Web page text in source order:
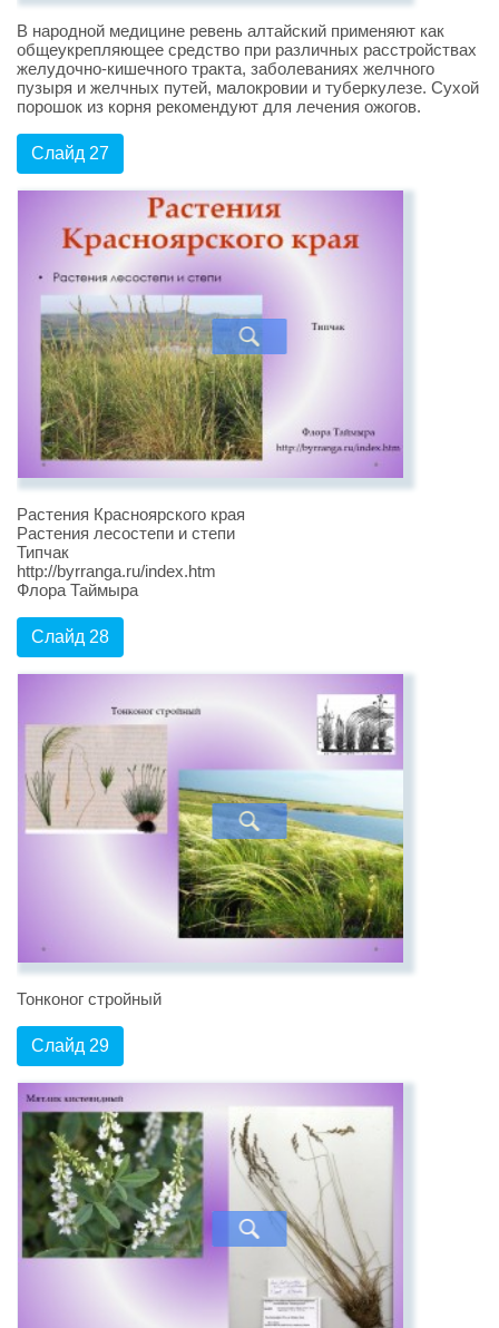
В народной медицине ревень алтайский применяют как
общеукрепляющее средство при различных расстройствах
желудочно-кишечного тракта, заболеваниях желчного
пузыря и желчных путей, малокровии и туберкулезе. Сухой
порошок из корня рекомендуют для лечения ожогов.
Слайд 27
Растения Красноярского края
Растения лесостепи и степи
Типчак
http://byrranga.ru/index.htm
Флора Таймыра
Слайд 28
Тонконог стройный
Слайд 29